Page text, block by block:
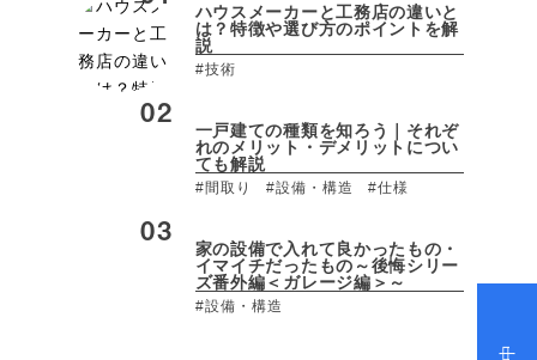
ハウスメーカーと工務店の違いと
は？特徴や選び方のポイントを解
説
#技術
一戸建ての種類を知ろう｜それぞ
れのメリット・デメリットについ
ても解説
#間取り #設備・構造 #仕様
家の設備で入れて良かったもの・
イマイチだったもの～後悔シリー
ズ番外編＜ガレージ編＞～
#設備・構造